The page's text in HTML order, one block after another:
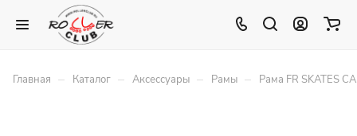
Главная – Каталог – Аксессуары – Рамы – Рама FR SKATES